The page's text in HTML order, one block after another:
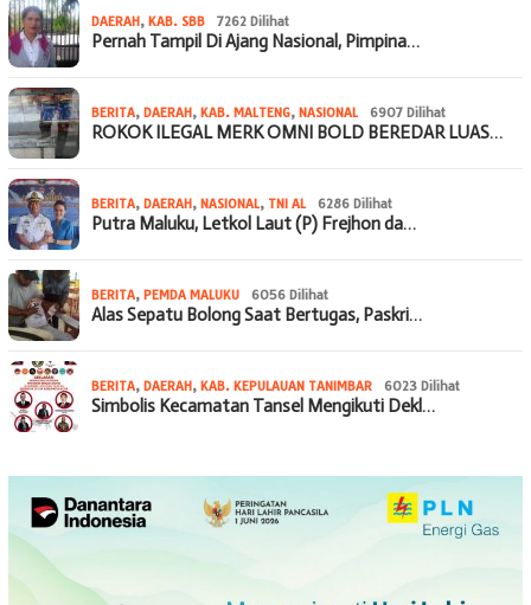
DAERAH, KAB. SBB 7262 Dilihat
Pernah Tampil Di Ajang Nasional, Pimpina…
BERITA, DAERAH, KAB. MALTENG, NASIONAL 6907 Dilihat
ROKOK ILEGAL MERK OMNI BOLD BEREDAR LUAS…
BERITA, DAERAH, NASIONAL, TNI AL 6286 Dilihat
Putra Maluku, Letkol Laut (P) Frejhon da…
BERITA, PEMDA MALUKU 6056 Dilihat
Alas Sepatu Bolong Saat Bertugas, Paskri…
BERITA, DAERAH, KAB. KEPULAUAN TANIMBAR 6023 Dilihat
Simbolis Kecamatan Tansel Mengikuti Dekl…